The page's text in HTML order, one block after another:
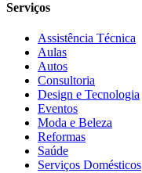
Serviços
Assistência Técnica
Aulas
Autos
Consultoria
Design e Tecnologia
Eventos
Moda e Beleza
Reformas
Saúde
Serviços Domésticos